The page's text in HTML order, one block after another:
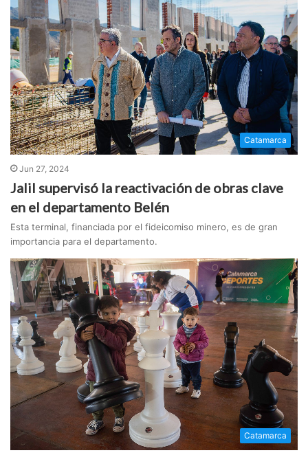
Catamarca
Jun 27, 2024
Jalil supervisó la reactivación de obras clave
en el departamento Belén
Esta terminal, financiada por el fideicomiso minero, es de gran
importancia para el departamento.
Catamarca